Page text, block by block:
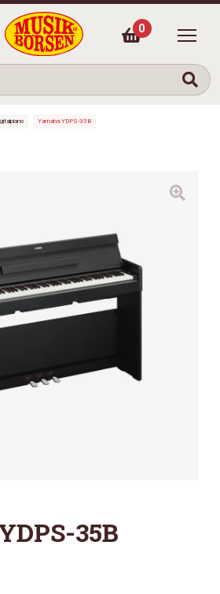
0
Yamaha YDPS-35B
35B